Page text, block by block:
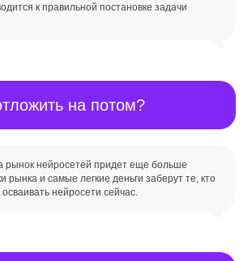
к правильной постановке задачи
на потом?
рынок нейросетей придет еще больше
рынка и самые легкие деньги заберут те, кто
нейросети сейчас.